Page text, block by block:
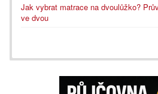
Jak vybrat matrace na dvoulůžko?
ve dvou